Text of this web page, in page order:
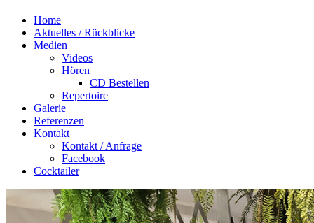
Home
Aktuelles / Rückblicke
Medien
Videos
Hören
CD Bestellen
Repertoire
Galerie
Referenzen
Kontakt
Kontakt / Anfrage
Facebook
Cocktailer